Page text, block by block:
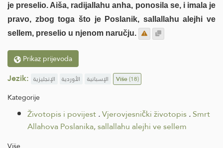
je preselio. Aiša, radijallahu anha, ponosila se, i imala je
pravo, zbog toga što je Poslanik, sallallahu alejhi ve
sellem, preselio u njenom naručju.
Prikaz prijevoda
Jezik: الإنجليزية الأوردية الإسبانية Više(18)
Kategorije
Životopis i povijest.Vjerovjesnički životopis.Smrt
Allahova Poslanika, sallallahu alejhi ve sellem